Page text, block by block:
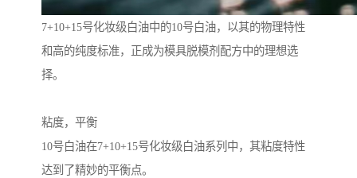
7+10+15号化妆级白油中的10号白油，以其的物理特性
和高的纯度标准，正成为模具脱模剂配方中的理想选
择。
粘度，平衡
10号白油在7+10+15号化妆级白油系列中，其粘度特性
达到了精妙的平衡点。